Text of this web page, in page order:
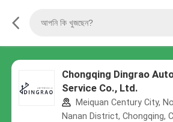
Chongqing Dingrao
Service Co., Ltd.
Meiquan Century City,
Nanan District, Chongqing,